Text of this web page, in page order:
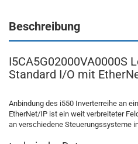
Beschreibung
I5CA5G02000VA0000S
Standard I/O mit
Anbindung des i550 Inverterreihe an
EtherNet/IP ist ein weit verbreiteter
an verschiedene Steuerungssysteme